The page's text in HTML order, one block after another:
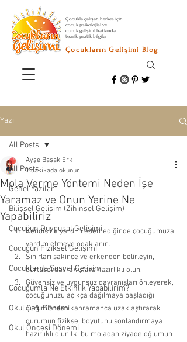
Çocukla çalışan herkes için
çocuk psikolojisi ve
çocuk gelişimi hakkında
teorik, pratik bilgiler
Çocukların Gelişimi Blog
Yazı
All Posts
Genel Yazılar
Bilişsel Gelişim (Zihinsel Gelişim)
Çocuğun Duygusal Gelişimi
Çocuğun Fiziksel Gelişimi
Çocuklarda Sosyal Gelişim
Çocuğumla Ne Etkinlik Yapabilirim?
Okul Çağı Dönemi
Okul Öncesi Dönemi
All Posts
Mola Verme Yöntemi Neden İşe
Yaramaz ve Onun Yerine Ne
Yapabiliriz
Ayşe Başak Erk
1 dakikada okunur
Kendisine yardım edemediğinde çocuğumuza
yardım etmeye odaklanın.
Sınırları sakince ve erkenden belirleyin,
dürtüsel davranışlara hazırlıklı olun.
Güvensiz ve uygunsuz davranışları önleyerek,
çocuğunuzu açıkça dağılmaya başladığı
durumlardan kahramanca uzaklaştırarak
durumun fiziksel boyutunu sonlandırmaya
hazırlıklı olun (ki bu moladan ziyade oğlumun